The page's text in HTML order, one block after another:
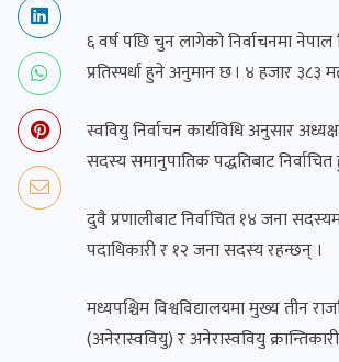
६ वर्ष पछि चुन लागेको निर्वाचनमा नेपाल
प्रतिस्पर्धा हुने अनुमान छ । ४ हजार ३८३
स्ववियु निर्वाचन कार्यविधि अनुसार
सदस्य समानुपातिक पद्धतिबाट निर्वाचित
दुवै प्रणालीबाट निर्वाचित १४ जना
पदाधिकारी र १२ जना सदस्य रहन्छन् ।
मध्यपश्चिम विश्वविद्यालयमा मुख्य तीन
(अनेरास्ववियु) र अनेरास्ववियु